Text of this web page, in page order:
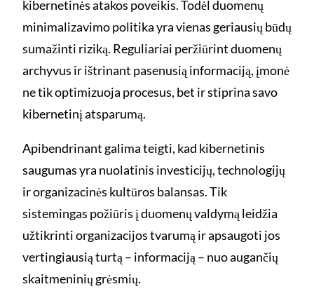
kibernetinės atakos poveikis. Todėl duomenų
minimalizavimo politika yra vienas geriausių būdų
sumažinti riziką. Reguliariai peržiūrint duomenų
archyvus ir ištrinant pasenusią informaciją, įmonė
ne tik optimizuoja procesus, bet ir stiprina savo
kibernetinį atsparumą.
Apibendrinant galima teigti, kad kibernetinis
saugumas yra nuolatinis investicijų, technologijų
ir organizacinės kultūros balansas. Tik
sistemingas požiūris į duomenų valdymą leidžia
užtikrinti organizacijos tvarumą ir apsaugoti jos
vertingiausią turtą – informaciją – nuo augančių
skaitmeninių grėsmių.